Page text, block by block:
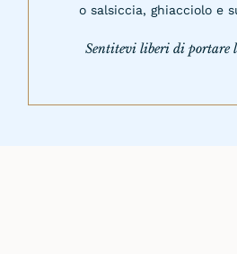
o salsiccia, ghiacciolo e
Sentitevi liberi di portare